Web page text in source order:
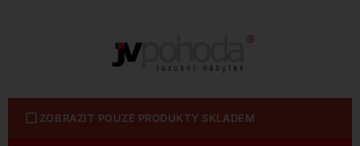
ZOBRAZIT POUZE PRODUKTY SKLADEM